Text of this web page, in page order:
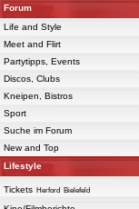
Forum
Life and Style
Meet and Flirt
Partytipps, Events
Discos, Clubs
Kneipen, Bistros
Sport
Suche im Forum
New and Top
Lifestyle
Tickets Herford Bielefeld